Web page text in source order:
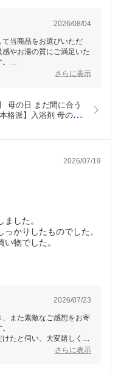
2026/08/04
当商品をお選びいただ
やお湯の質にご満足いた
。
心よりお待ちしておりま
さらに表示
母の日 まだ間に合う
格派】入浴剤 母の日
2026/07/19
した。
かりしたものでした。
物でした。
2026/07/23
また素敵なご感想をお寄
たと伺い、大変嬉しく思
さらに表示